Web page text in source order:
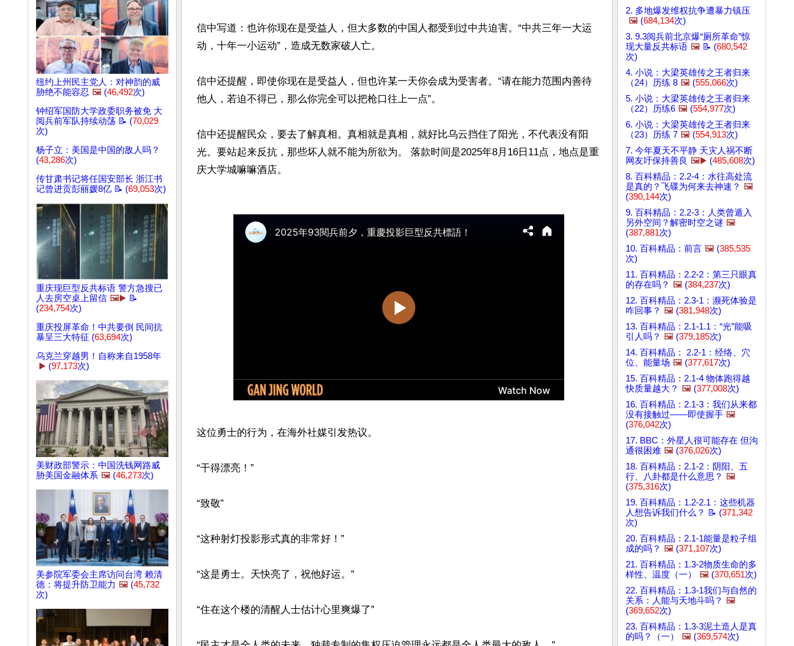
纽约上州民主党人：对神韵的威
胁绝不能容忍 🖼️ (46,492次)
钟绍军国防大学政委职务被免 大
阅兵前军队持续动荡 📝 (70,029
次)
杨子立：美国是中国的敌人吗？
(43,286次)
传甘肃书记将任国安部长 浙江书
记曾进贡彭丽媛8亿 📝 (69,053次)
重庆现巨型反共标语 警方急搜已
人去房空桌上留信 🖼️▶️ 📝
(234,754次)
重庆投屏革命！中共要倒 民间抗
暴呈三大特征 (63,694次)
乌克兰穿越男！自称来自1958年
▶️ (97,173次)
美财政部警示：中国洗钱网路威
胁美国金融体系 🖼️ (46,273次)
美参院军委会主席访问台湾 赖清
德：将提升防卫能力 🖼️ (45,732
次)
信中写道：也许你现在是受益人，但大多数的中国人都受到过中共迫害。“中共三年一大运
动，十年一小运动”，造成无数家破人亡。
信中还提醒，即使你现在是受益人，但也许某一天你会成为受害者。“请在能力范围内善待
他人，若迫不得已，那么你完全可以把枪口往上一点”。
信中还提醒民众，要去了解真相。真相就是真相，就好比乌云挡住了阳光，不代表没有阳
光。要站起来反抗，那些坏人就不能为所欲为。 落款时间是2025年8月16日11点，地点是重
庆大学城嘛嘛酒店。
这位勇士的行为，在海外社媒引发热议。
“干得漂亮！”
“致敬”
“这种射灯投影形式真的非常好！”
“这是勇士。天快亮了，祝他好运。”
“住在这个楼的清醒人士估计心里爽爆了”
2. 多地爆发维权抗争遭暴力镇压
🖼️ (684,134次)
3. 9.3阅兵前北京爆“厕所革命”惊
现大量反共标语 🖼️ 📝 (680,542
次)
4. 小说：大梁英雄传之王者归来
（24）历练 8 🖼️ (555,066次)
5. 小说：大梁英雄传之王者归来
（22）历练6 🖼️ (554,977次)
6. 小说：大梁英雄传之王者归来
（23）历练 7 🖼️ (554,913次)
7. 今年夏天不平静 天灾人祸不断
网友吁保持善良 🖼️▶️ (485,608次)
8. 百科精品：2.2-4：水往高处流
是真的？飞碟为何来去神速？ 🖼️
(390,144次)
9. 百科精品：2.2-3：人类曾遁入
另外空间？解密时空之谜 🖼️
(387,881次)
10. 百科精品：前言 🖼️ (385,535
次)
11. 百科精品：2.2-2：第三只眼真
的存在吗？ 🖼️ (384,237次)
12. 百科精品：2.3-1：濒死体验是
咋回事？ 🖼️ (381,948次)
13. 百科精品：2.1-1.1：“光”能吸
引人吗？ 🖼️ (379,185次)
14. 百科精品： 2.2-1：经络、穴
位、能量场 🖼️ (377,617次)
15. 百科精品：2.1-4 物体跑得越
快质量越大？ 🖼️ (377,008次)
16. 百科精品：2.1-3：我们从来都
没有接触过——即使握手 🖼️
(376,042次)
17. BBC：外星人很可能存在 但沟
通很困难 🖼️ (376,026次)
18. 百科精品：2.1-2：阴阳、五
行、八卦都是什么意思？ 🖼️
(375,316次)
19. 百科精品：1.2-2.1：这些机器
人想告诉我们什么？ 📝 (371,342
次)
20. 百科精品：2.1-1能量是粒子组
成的吗？ 🖼️ (371,107次)
21. 百科精品：1.3-2物质生命的多
样性、温度（一）
🖼️ (370,651次)
22. 百科精品：1.3-1我们与自然的
关系：人能与天地斗吗？ 🖼️
(369,652次)
23. 百科精品：1.3-3泥土造人是真
的吗？（一）
🖼️ (369,574次)